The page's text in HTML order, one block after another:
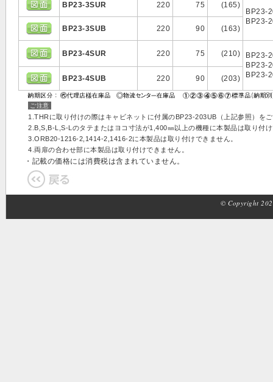
BP23-3SUR 220 75 (165)
BP23-
BP23-
BP23-3SUB
220 90 (163)
BP23-4SUR 220 75 (210)
BP23-
BP23-
BP23-
BP23-4SUB 220 90 (203)
ご注意
1.THRに取り付けの際はキャビネットに付属のBP23-203UB（上記参照）を
2.B,S,B-L,S-Lのタテまたはヨコ寸法が1,400㎜以上の機種に本製品は取り付
3.ORB20-1216-2,1414-2,1416-2に本製品は取り付けできません。
4.両扉の合わせ部に本製品は取り付けできません。
・記載の価格には消費税は含まれていません。
© Copyright